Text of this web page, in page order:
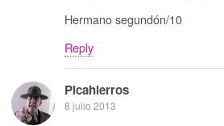
Hermano segundón/10
Reply
Picahierros
8 julio 2013